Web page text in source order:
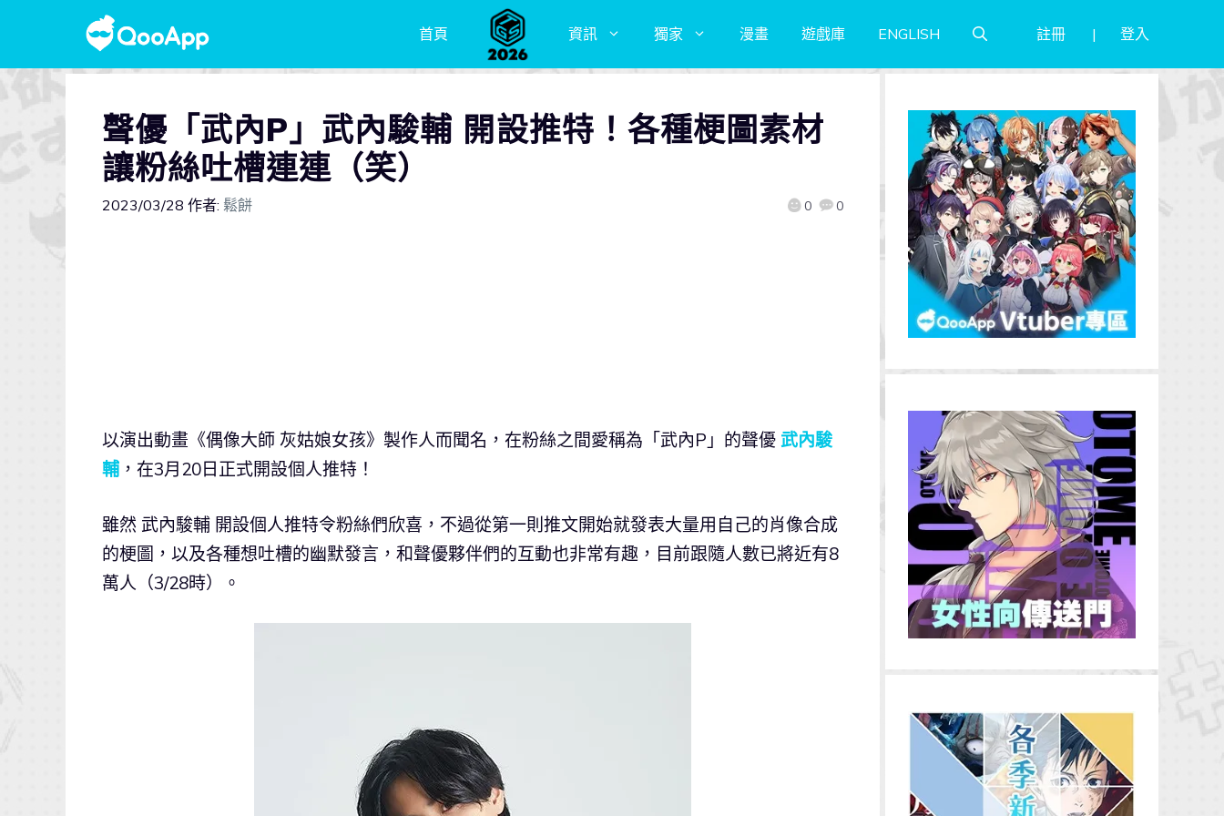
首頁 資訊 獨家 漫畫 遊戲庫 ENGLISH 註冊 登入
聲優「武內P」武內駿輔 開設推特！各種梗圖素材
讓粉絲吐槽連連（笑）
2023/03/28 作者: 鬆餅 0 0
以演出動畫《偶像大師 灰姑娘女孩》製作人而聞名，在粉絲之間愛稱為「武內P」的聲優 武內駿
輔 ，在3月20日正式開設個人推特！
雖然 武內駿輔 開設個人推特令粉絲們欣喜，不過從第一則推文開始就發表大量用自己的肖像合成
的梗圖，以及各種想吐槽的幽默發言，和聲優夥伴們的互動也非常有趣，目前跟隨人數已將近有8
萬人（3/28時）。